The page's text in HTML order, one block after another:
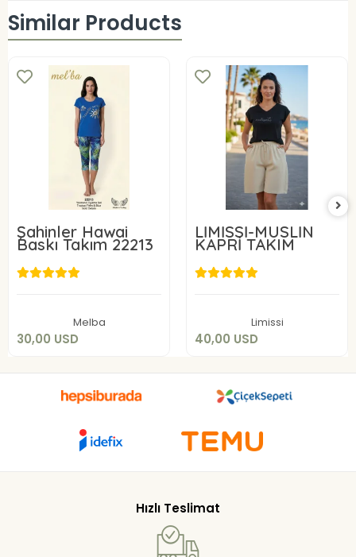
Similar Products
Şahinler Hawai
Baskı Takım 22213
Melba
30,00 USD
30,00 USD
LİMİSSİ-MÜSLİN
KAPRİ TAKIM
Limissi
40,00 USD
40,00 USD
Hızlı Teslimat